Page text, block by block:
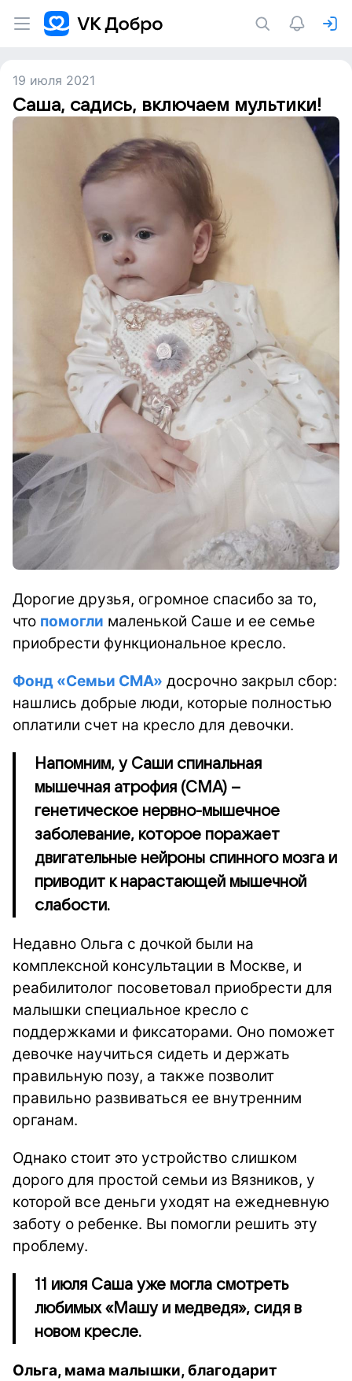
19 июля 2021
Саша, садись, включаем мультики!
Дорогие друзья, огромное спасибо за то,
что помогли маленькой Саше и ее семье
приобрести функциональное кресло.
Фонд «Семьи СМА» досрочно закрыл сбор:
нашлись добрые люди, которые полностью
оплатили счет на кресло для девочки.
Напомним, у Саши спинальная
мышечная атрофия (СМА) –
генетическое нервно-мышечное
заболевание, которое поражает
двигательные нейроны спинного мозга и
приводит к нарастающей мышечной
слабости.
Недавно Ольга с дочкой были на
комплексной консультации в Москве, и
реабилитолог посоветовал приобрести для
малышки специальное кресло с
поддержками и фиксаторами. Оно поможет
девочке научиться сидеть и держать
правильную позу, а также позволит
правильно развиваться ее внутренним
органам.
Однако стоит это устройство слишком
дорого для простой семьи из Вязников, у
которой все деньги уходят на ежедневную
заботу о ребенке. Вы помогли решить эту
проблему.
11 июля Саша уже могла смотреть
любимых «Машу и медведя», сидя в
новом кресле.
Ольга, мама малышки, благодарит